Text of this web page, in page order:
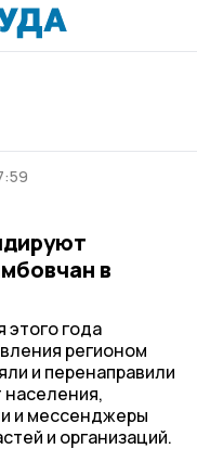
в
этого года
регионом
и перенаправили
населения,
и мессенджеры
и организаций.